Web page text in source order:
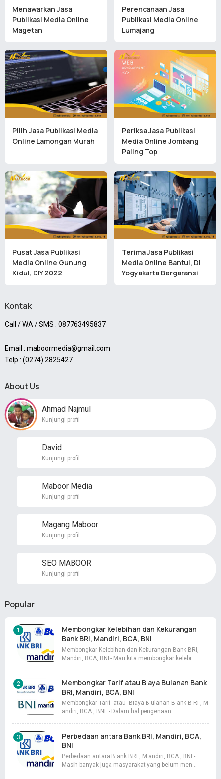
Menawarkan Jasa
Publikasi Media Online
Magetan
Perencanaan Jasa
Publikasi Media Online
Lumajang
Pilih Jasa Publikasi Media
Online Lamongan Murah
Periksa Jasa Publikasi
Media Online Jombang
Paling Top
Pusat Jasa Publikasi
Media Online Gunung
Kidul, DIY 2022
Terima Jasa Publikasi
Media Online Bantul, DI
Yogyakarta Bergaransi
Kontak
Call / WA / SMS : 087763495837
Email : maboormedia@gmail.com
Telp : (0274) 2825427
About Us
Ahmad Najmul
Kunjungi profil
David
Kunjungi profil
Maboor Media
Kunjungi profil
Magang Maboor
Kunjungi profil
SEO MABOOR
Kunjungi profil
Popular
Membongkar Kelebihan dan Kekurangan
Bank BRI, Mandiri, BCA, BNI
Membongkar Kelebihan dan Kekurangan Bank BRI,
Mandiri, BCA, BNI - Mari kita membongkar kelebi…
Membongkar Tarif atau Biaya Bulanan Bank
BRI, Mandiri, BCA, BNI
Membongkar Tarif atau Biaya B ulanan B ank B RI , M
andiri, BCA , BNI - Dalam hal pengenaan…
Perbedaan antara Bank BRI, Mandiri, BCA,
BNI
Perbedaan antara B ank BRI , M andiri, BCA , BNI -
Masih banyak juga masyarakat yang belum men…